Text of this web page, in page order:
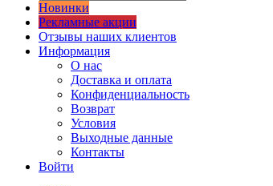
Новинки
Рекламные акции
Отзывы наших клиентов
Информация
О нас
Доставка и оплата
Конфиденциальность
Возврат
Условия
Выходные данные
Контакты
Войти